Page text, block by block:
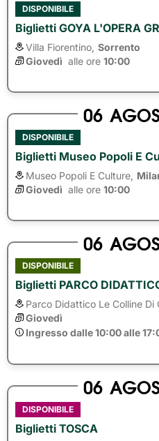
DISPONIBILE
Biglietti GOYA L'OPERA
Villa Fiorentino, Sorrento
Giovedì alle ore 10:00
06
DISPONIBILE
Biglietti Museo Popoli E
Museo Popoli E Culture,
Giovedì alle ore 10:00
06
DISPONIBILE
Biglietti PARCO
Parco Didattico Le Colline Di
Giovedì
Ingresso dalle 10:00 alle
06
DISPONIBILE
Biglietti TOSCA